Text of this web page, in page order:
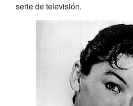
serie de televisión.